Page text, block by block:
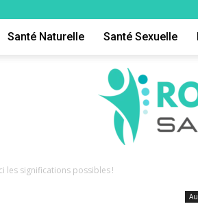
Santé Naturelle Santé Sexuelle
les significations possibles !